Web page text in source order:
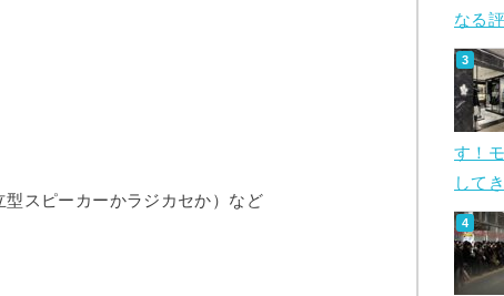
スピーカーかラジカセか）など
なる
す！
して